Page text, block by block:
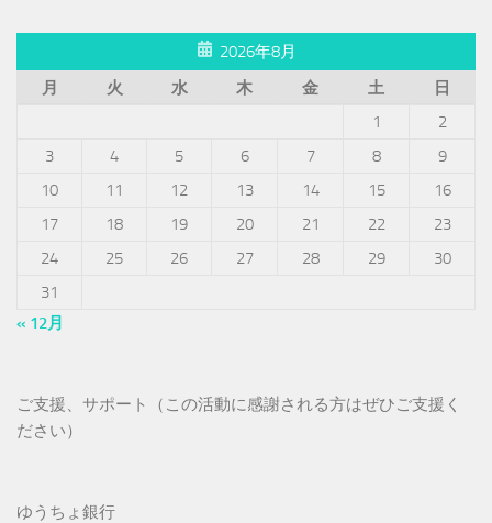
2026年8月
月
火 水 木 金 土
日
1
2
3
4 5 6 7 8
9
10
11 12 13 14 15
16
17
18 19 20 21 22
23
24
25 26 27 28 29
30
31
« 12月
ご支援、サポート（この活動に感謝される方はぜひご支援く
ださい）
ゆうちょ銀行